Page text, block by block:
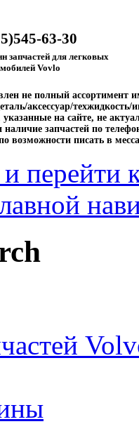
63-30
запчастей для легковых
Vovlo
не полный ассортимент
аксессуар/техжидкость/
на сайте, не
наличие запчастей по
возможности писать в
перейти